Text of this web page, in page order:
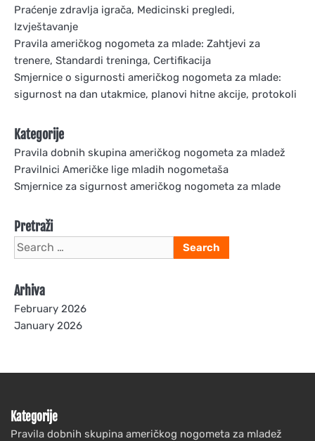
Praćenje zdravlja igrača, Medicinski pregledi,
Izvještavanje
Pravila američkog nogometa za mlade: Zahtjevi za
trenere, Standardi treninga, Certifikacija
Smjernice o sigurnosti američkog nogometa za mlade:
sigurnost na dan utakmice, planovi hitne akcije, protokoli
Kategorije
Pravila dobnih skupina američkog nogometa za mladež
Pravilnici Američke lige mladih nogometaša
Smjernice za sigurnost američkog nogometa za mlade
Pretraži
Search
for:
Arhiva
February 2026
January 2026
Kategorije
Pravila dobnih skupina američkog nogometa za mladež